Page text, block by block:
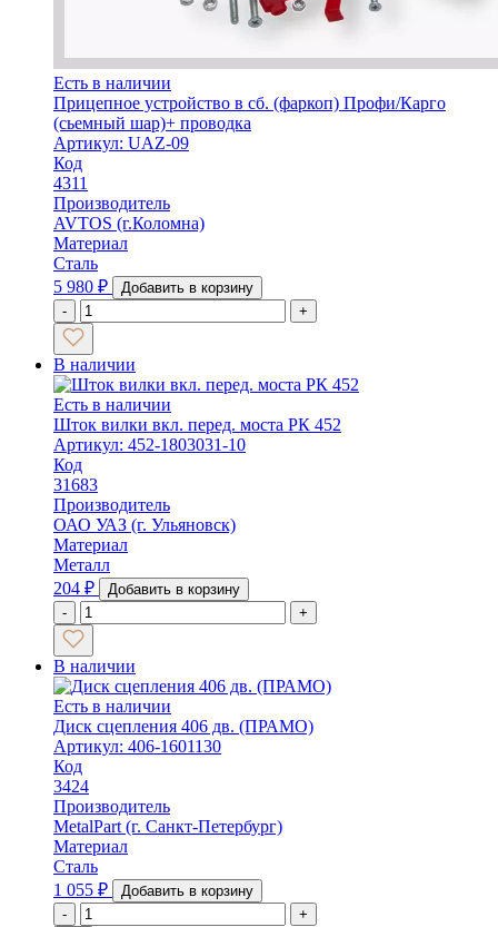
Есть в наличии
Прицепное устройство в сб. (фаркоп) Профи/Карго
(сьемный шар)+ проводка
Артикул: UAZ-09
Код
4311
Производитель
AVTOS (г.Коломна)
Материал
Сталь
5 980 ₽
Добавить в корзину
-
+
В наличии
Есть в наличии
Шток вилки вкл. перед. моста РК 452
Артикул: 452-1803031-10
Код
31683
Производитель
ОАО УАЗ (г. Ульяновск)
Материал
Металл
204 ₽
Добавить в корзину
-
+
В наличии
Есть в наличии
Диск сцепления 406 дв. (ПРАМО)
Артикул: 406-1601130
Код
3424
Производитель
MetalPart (г. Санкт-Петербург)
Материал
Сталь
1 055 ₽
Добавить в корзину
-
+